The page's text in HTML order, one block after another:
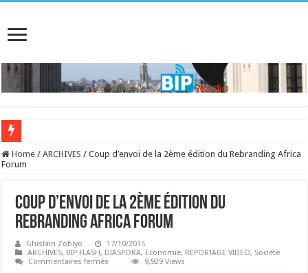
Home / ARCHIVES / Coup d’envoi de la 2ème édition du Rebranding Africa
Forum
Coup d’envoi de la 2ème édition du
Rebranding Africa Forum
Ghislain Zobiyo
17/10/2015
ARCHIVES, BIP FLASH, DIASPORA, Economie, REPORTAGE VIDEO, Société
Commentaires fermés
9,929 Views